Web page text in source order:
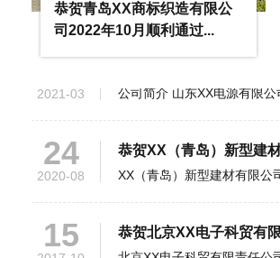
恭贺青岛XX商标织造有限公
司2022年10月顺利通过...
11
2021-03
恭贺山东XX电源有限公
24
2020-08
15
2017-10